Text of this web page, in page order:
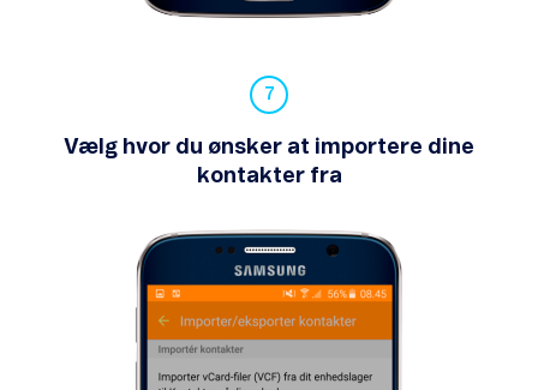
Vælg hvor du ønsker at importere dine
kontakter fra